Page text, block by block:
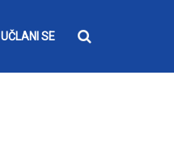
UČLANI SE